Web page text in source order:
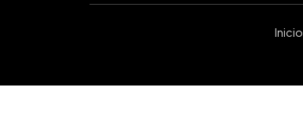
Inicio